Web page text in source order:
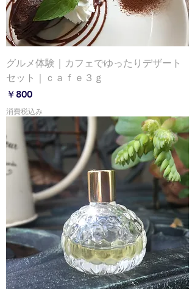
グルメ体験｜カフェでゆったりデザート
セット｜ｃａｆｅ３ｇ
価格
￥800
消費税込み